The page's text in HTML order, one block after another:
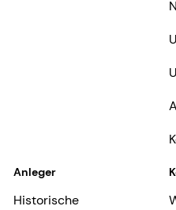
Anleger
Historische